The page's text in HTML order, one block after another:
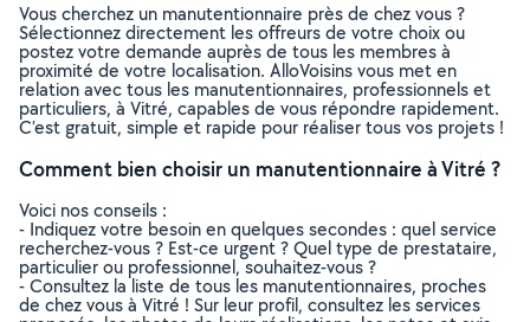
Vous cherchez un manutentionnaire près de chez vous ?
Sélectionnez directement les offreurs de votre choix ou
postez votre demande auprès de tous les membres à
proximité de votre localisation. AlloVoisins vous met en
relation avec tous les manutentionnaires, professionnels et
particuliers, à Vitré, capables de vous répondre rapidement.
C’est gratuit, simple et rapide pour réaliser tous vos projets !
Comment bien choisir un manutentionnaire à Vitré ?
Voici nos conseils :
- Indiquez votre besoin en quelques secondes : quel service
recherchez-vous ? Est-ce urgent ? Quel type de prestataire,
particulier ou professionnel, souhaitez-vous ?
- Consultez la liste de tous les manutentionnaires, proches
de chez vous à Vitré ! Sur leur profil, consultez les services